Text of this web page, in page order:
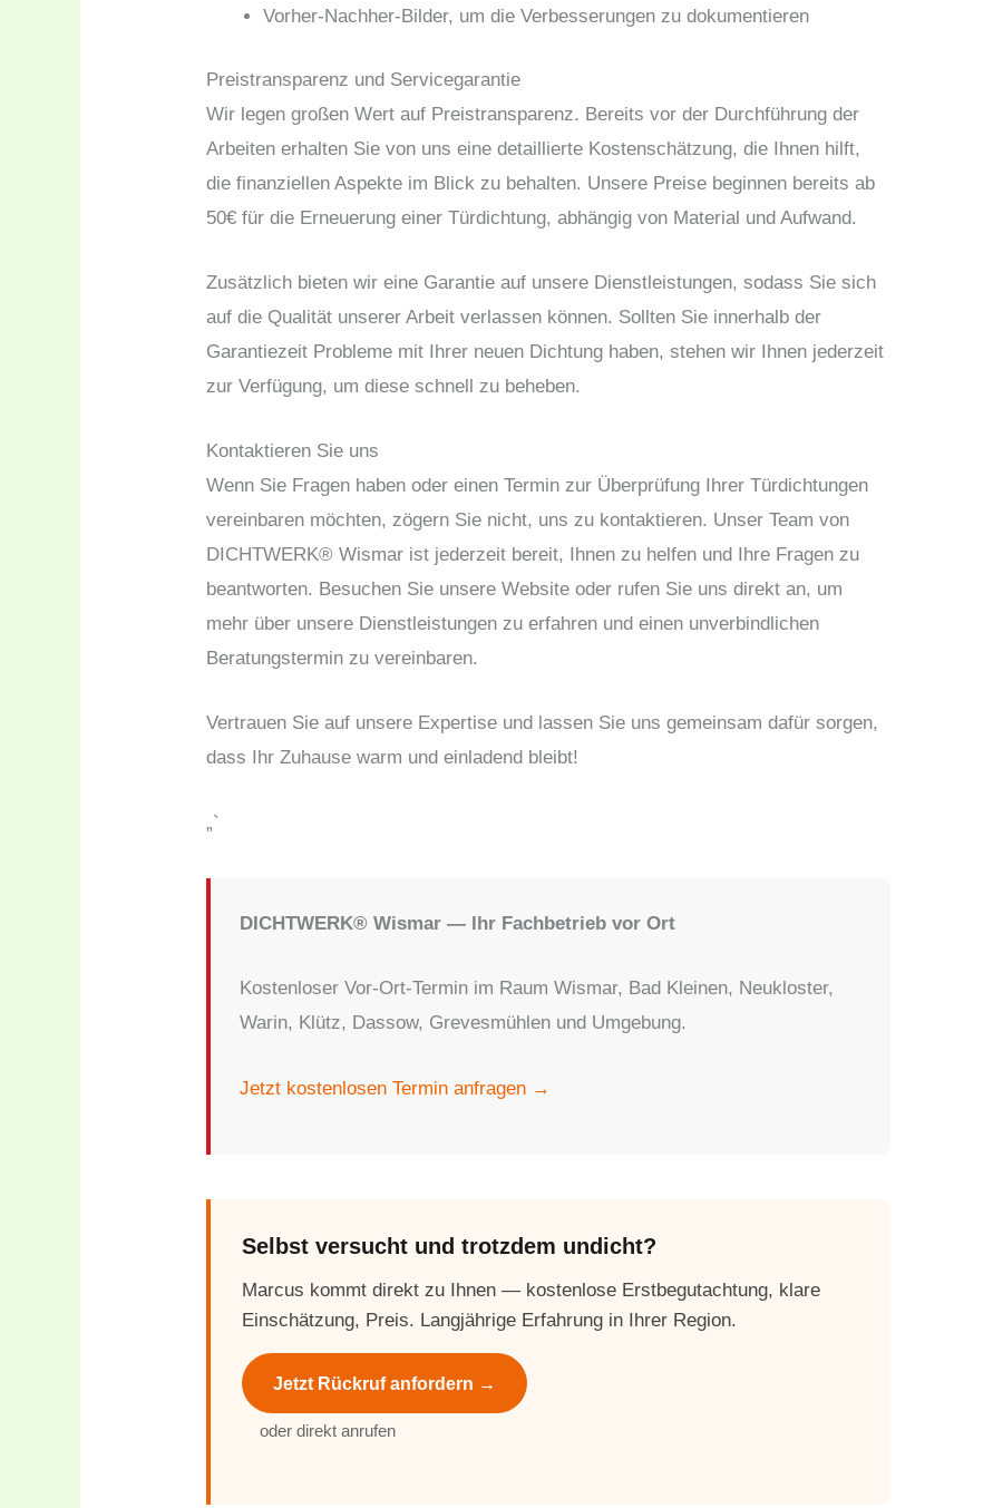
Vorher-Nachher-Bilder, um die Verbesserungen zu dokumentieren
Preistransparenz und Servicegarantie
Wir legen großen Wert auf Preistransparenz. Bereits vor der Durchführung der
Arbeiten erhalten Sie von uns eine detaillierte Kostenschätzung, die Ihnen hilft,
die finanziellen Aspekte im Blick zu behalten. Unsere Preise beginnen bereits ab
50€ für die Erneuerung einer Türdichtung, abhängig von Material und Aufwand.
Zusätzlich bieten wir eine Garantie auf unsere Dienstleistungen, sodass Sie sich
auf die Qualität unserer Arbeit verlassen können. Sollten Sie innerhalb der
Garantiezeit Probleme mit Ihrer neuen Dichtung haben, stehen wir Ihnen jederzeit
zur Verfügung, um diese schnell zu beheben.
Kontaktieren Sie uns
Wenn Sie Fragen haben oder einen Termin zur Überprüfung Ihrer Türdichtungen
vereinbaren möchten, zögern Sie nicht, uns zu kontaktieren. Unser Team von
DICHTWERK® Wismar ist jederzeit bereit, Ihnen zu helfen und Ihre Fragen zu
beantworten. Besuchen Sie unsere Website oder rufen Sie uns direkt an, um
mehr über unsere Dienstleistungen zu erfahren und einen unverbindlichen
Beratungstermin zu vereinbaren.
Vertrauen Sie auf unsere Expertise und lassen Sie uns gemeinsam dafür sorgen,
dass Ihr Zuhause warm und einladend bleibt!
„`
DICHTWERK® Wismar — Ihr Fachbetrieb vor Ort
Kostenloser Vor-Ort-Termin im Raum Wismar, Bad Kleinen, Neukloster,
Warin, Klütz, Dassow, Grevesmühlen und Umgebung.
Jetzt kostenlosen Termin anfragen →
Selbst versucht und trotzdem undicht?
Marcus kommt direkt zu Ihnen — kostenlose Erstbegutachtung, klare
Einschätzung, Preis. Langjährige Erfahrung in Ihrer Region.
Jetzt Rückruf anfordern →
oder direkt anrufen